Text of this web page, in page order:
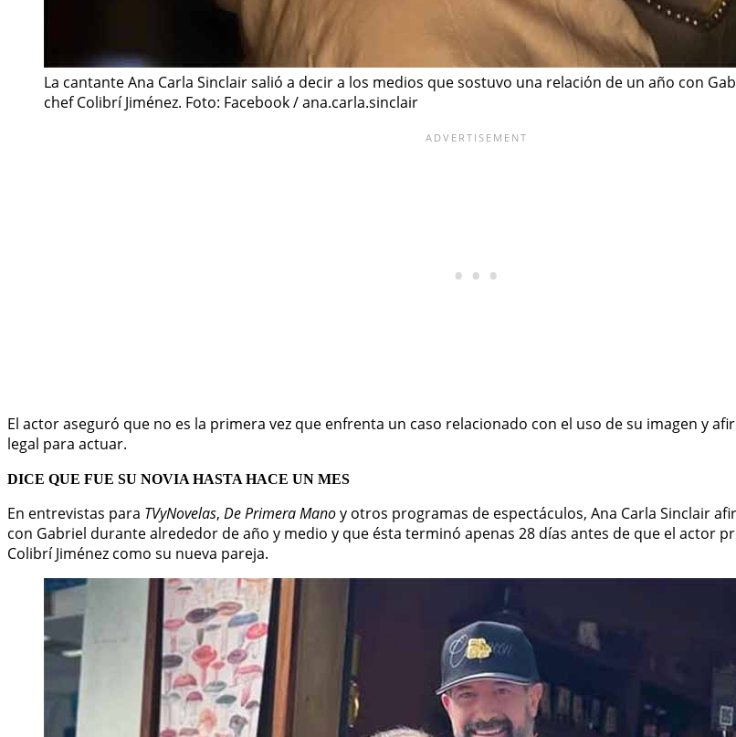
La cantante Ana Carla Sinclair salió a decir a los medios que sostuvo una relación de un año con
chef Colibrí Jiménez. Foto: Facebook / ana.carla.sinclair
El actor aseguró que no es la primera vez que enfrenta un caso relacionado con el uso de su imagen y
legal para actuar.
DICE QUE FUE SU NOVIA HASTA HACE UN MES
En entrevistas para TVyNovelas, De Primera Manoy otros programas de espectáculos, Ana Carla Sinclair
con Gabriel durante alrededor de año y medio y que ésta terminó apenas 28 días antes de que el actor
Colibrí Jiménez como su nueva pareja.